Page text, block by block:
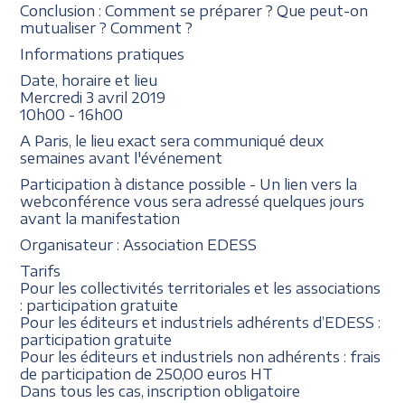
Conclusion : Comment se préparer ? Que peut-on
mutualiser ? Comment ?
Informations pratiques
Date, horaire et lieu
Mercredi 3 avril 2019
10h00 - 16h00
A Paris, le lieu exact sera communiqué deux
semaines avant l'événement
Participation à distance possible - Un lien vers la
webconférence vous sera adressé quelques jours
avant la manifestation
Organisateur : Association EDESS
Tarifs
Pour les collectivités territoriales et les associations
: participation gratuite
Pour les éditeurs et industriels adhérents d’EDESS :
participation gratuite
Pour les éditeurs et industriels non adhérents : frais
de participation de 250,00 euros HT
Dans tous les cas, inscription obligatoire